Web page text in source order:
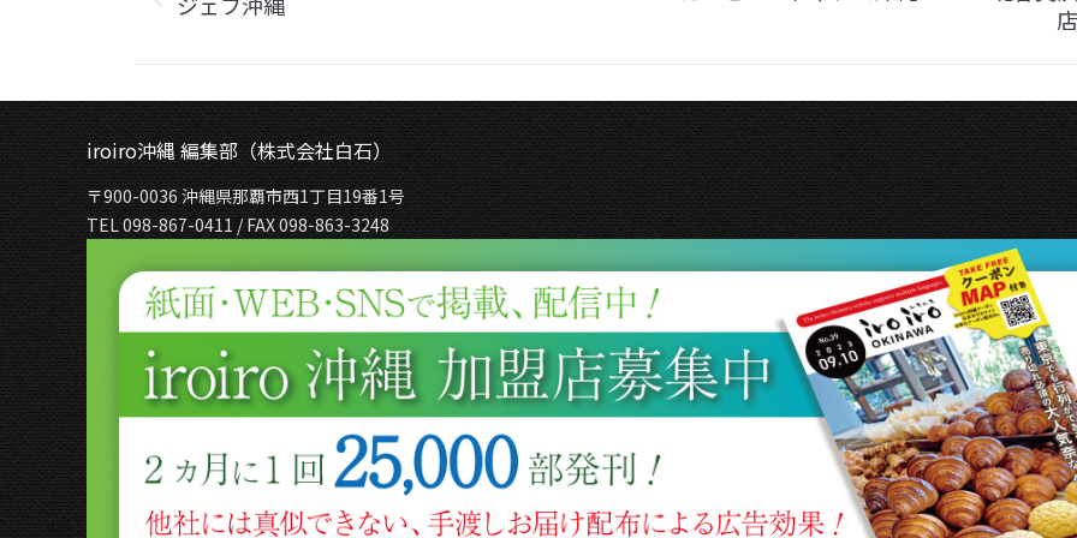
店
iroiro沖縄 編集部（株式会社白石）
〒900-0036 沖縄県那覇市西1丁目19番1号
TEL 098-867-0411 / FAX 098-863-3248